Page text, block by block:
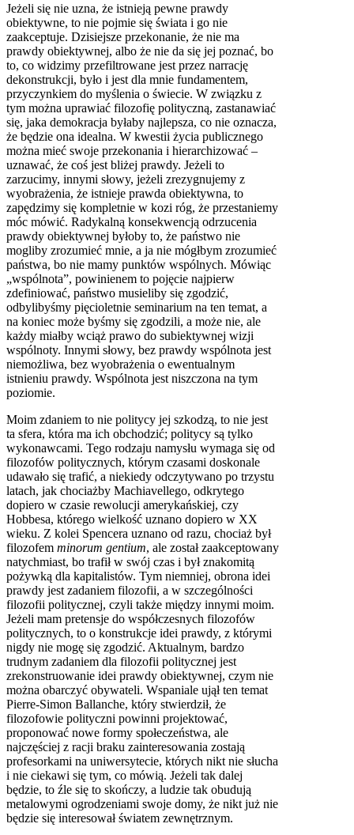
Jeżeli się nie uzna, że istnieją pewne prawdy
obiektywne, to nie pojmie się świata i go nie
zaakceptuje. Dzisiejsze przekonanie, że nie ma
prawdy obiektywnej, albo że nie da się jej poznać, bo
to, co widzimy przefiltrowane jest przez narrację
dekonstrukcji, było i jest dla mnie fundamentem,
przyczynkiem do myślenia o świecie. W związku z
tym można uprawiać filozofię polityczną, zastanawiać
się, jaka demokracja byłaby najlepsza, co nie oznacza,
że będzie ona idealna. W kwestii życia publicznego
można mieć swoje przekonania i hierarchizować –
uznawać, że coś jest bliżej prawdy. Jeżeli to
zarzucimy, innymi słowy, jeżeli zrezygnujemy z
wyobrażenia, że istnieje prawda obiektywna, to
zapędzimy się kompletnie w kozi róg, że przestaniemy
móc mówić. Radykalną konsekwencją odrzucenia
prawdy obiektywnej byłoby to, że państwo nie
mogliby zrozumieć mnie, a ja nie mógłbym zrozumieć
państwa, bo nie mamy punktów wspólnych. Mówiąc
„wspólnota”, powinienem to pojęcie najpierw
zdefiniować, państwo musieliby się zgodzić,
odbylibyśmy pięcioletnie seminarium na ten temat, a
na koniec może byśmy się zgodzili, a może nie, ale
każdy miałby wciąż prawo do subiektywnej wizji
wspólnoty. Innymi słowy, bez prawdy wspólnota jest
niemożliwa, bez wyobrażenia o ewentualnym
istnieniu prawdy. Wspólnota jest niszczona na tym
poziomie.
Moim zdaniem to nie politycy jej szkodzą, to nie jest
ta sfera, która ma ich obchodzić; politycy są tylko
wykonawcami. Tego rodzaju namysłu wymaga się od
filozofów politycznych, którym czasami doskonale
udawało się trafić, a niekiedy odczytywano po trzystu
latach, jak chociażby Machiavellego, odkrytego
dopiero w czasie rewolucji amerykańskiej, czy
Hobbesa, którego wielkość uznano dopiero w XX
wieku. Z kolei Spencera uznano od razu, chociaż był
filozofem minorum gentium, ale został zaakceptowany
natychmiast, bo trafił w swój czas i był znakomitą
pożywką dla kapitalistów. Tym niemniej, obrona idei
prawdy jest zadaniem filozofii, a w szczególności
filozofii politycznej, czyli także między innymi moim.
Jeżeli mam pretensje do współczesnych filozofów
politycznych, to o konstrukcje idei prawdy, z którymi
nigdy nie mogę się zgodzić. Aktualnym, bardzo
trudnym zadaniem dla filozofii politycznej jest
zrekonstruowanie idei prawdy obiektywnej, czym nie
można obarczyć obywateli. Wspaniale ujął ten temat
Pierre-Simon Ballanche, który stwierdził, że
filozofowie polityczni powinni projektować,
proponować nowe formy społeczeństwa, ale
najczęściej z racji braku zainteresowania zostają
profesorkami na uniwersytecie, których nikt nie słucha
i nie ciekawi się tym, co mówią. Jeżeli tak dalej
będzie, to źle się to skończy, a ludzie tak obudują
metalowymi ogrodzeniami swoje domy, że nikt już nie
będzie się interesował światem zewnętrznym.